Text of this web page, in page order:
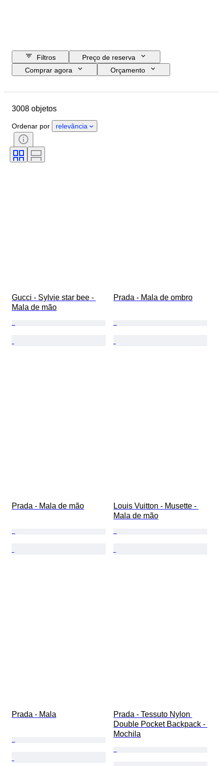
Filtros
Preço de reserva
Comprar agora
Orçamento
Tamanho
País de origem
Género
Estado
Certificação
Acessórios incluídos
3008 objetos
Ordenar por relevância
Gucci - Sylvie star bee -
Mala de mão
Prada - Mala de ombro
Prada - Mala de mão
Louis Vuitton - Musette -
Mala de mão
Prada - Mala
Prada - Tessuto Nylon
Double Pocket Backpack -
Mochila